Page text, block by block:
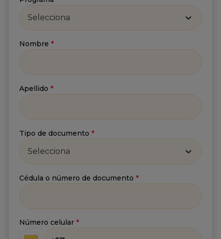
Suscríbete a nuestro
Correo
Selecciona
Nombre *
Apellido *
Tipo de documento *
Selecciona
Cédula o número de documento *
Número celular *